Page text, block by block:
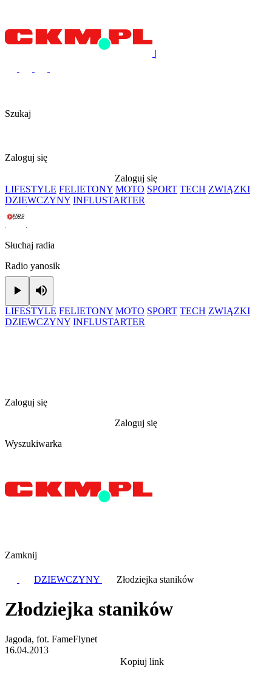
|
Szukaj
Zaloguj się
Zaloguj się
LIFESTYLE FELIETONY MOTO SPORT TECH ZWIĄZKI
DZIEWCZYNY INFLUSTARTER
Słuchaj radia
Radio yanosik
Play
LIFESTYLE FELIETONY MOTO SPORT TECH ZWIĄZKI
DZIEWCZYNY INFLUSTARTER
Zaloguj się
Zaloguj się
Wyszukiwarka
Zamknij
DZIEWCZYNY Złodziejka staników
Złodziejka staników
Jagoda, fot. FameFlynet
16.04.2013
Kopiuj link